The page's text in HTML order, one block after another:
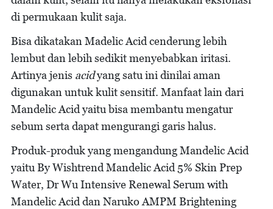
di permukaan kulit saja.
Bisa dikatakan Madelic Acid cenderung lebih
lembut dan lebih sedikit menyebabkan iritasi.
Artinya jenis acidyang satu ini dinilai aman
digunakan untuk kulit sensitif. Manfaat lain dari
Mandelic Acid yaitu bisa membantu mengatur
sebum serta dapat mengurangi garis halus.
Produk-produk yang mengandung Mandelic Acid
yaitu By Wishtrend Mandelic Acid 5% Skin Prep
Water, Dr Wu Intensive Renewal Serum with
Mandelic Acid dan Naruko AMPM Brightening